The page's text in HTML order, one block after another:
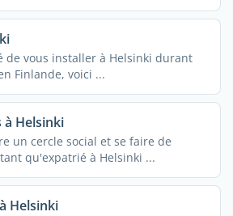
de vous installer à Helsinki durant
Finlande, voici ...
à Helsinki
un cercle social et se faire de
qu'expatrié à Helsinki ...
Helsinki